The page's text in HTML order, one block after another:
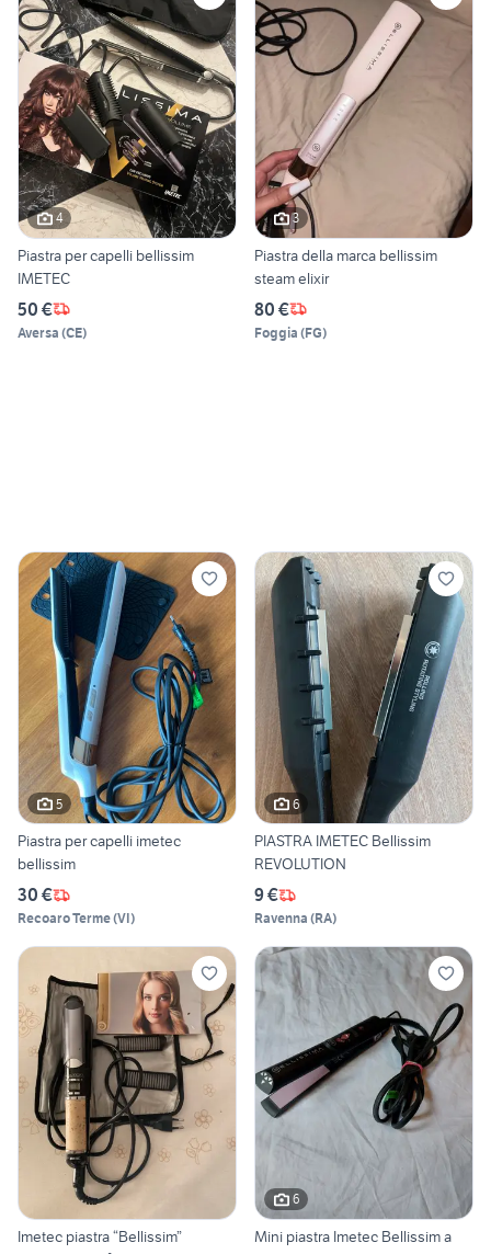
4
Piastra per capelli bellissim
IMETEC
50 €
Aversa (CE)
3
Piastra della marca bellissim
steam elixir
80 €
Foggia (FG)
5
Piastra per capelli imetec
bellissim
30 €
Recoaro Terme(VI)
6
PIASTRA IMETEC Bellissim
REVOLUTION
9 €
Ravenna (RA)
Imetec piastra “Bellissim”
6
Mini piastra Imetec Bellissim a